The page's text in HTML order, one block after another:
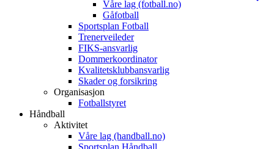
Våre lag (fotball.no)
Gåfotball
Sportsplan Fotball
Trenerveileder
FIKS-ansvarlig
Dommerkoordinator
Kvalitetsklubbansvarlig
Skader og forsikring
Organisasjon
Fotballstyret
Håndball
Aktivitet
Våre lag (handball.no)
Sportsplan Håndball